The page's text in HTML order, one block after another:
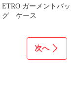
ETRO ガーメントバッ
グ ケース
次へ